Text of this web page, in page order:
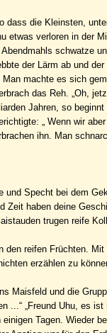
dass die Kleinsten,
etwas verloren in der
schwatze
der Lärm ab und
Man machte es sich
das Reh. „Oh,
Jahren, so
„ Wenn wir
ihn. Man
und Specht bei dem
Zeit haben deine
trugen reife
den reifen Früchten.
erzählen zu
Maisfeld und die
...“ „Freund Uhu, es ist
Tagen. Wieder